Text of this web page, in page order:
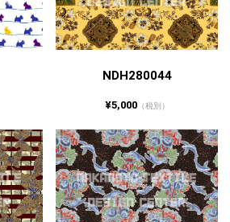
NDH280044
¥5,000（税別）